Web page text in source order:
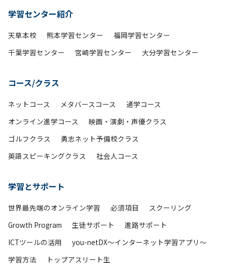
学習センター紹介
天草本校 熊本学習センター
福岡学習センター
千葉学習センター
宮崎学習センター 大分学習センター
コース/クラス
ネットコース メタバースコース
通学コース
オンライン進学コース
映画・演劇・声優クラス
ゴルフクラス
勇志ネット予備校クラス
英語スピーキングクラス
社会人コース
学習とサポート
世界最先端のオンライン学習 必須項目
スクーリング
Growth Program
生徒サポート
進路サポート
ICTツールの活用
you-netDX～インターネット学習アプリ～
学習方法
トップアスリート生